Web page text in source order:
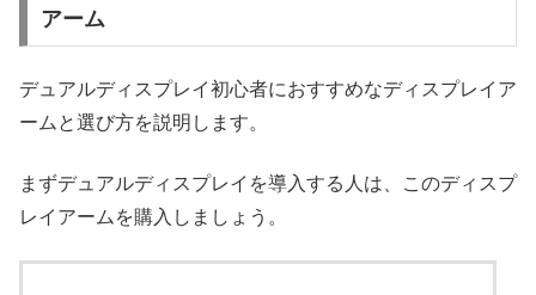
アーム
デュアルディスプレイ初心者におすすめなディスプレイア
ームと選び方を説明します。
まずデュアルディスプレイを導入する人は、このディスプ
レイアームを購入しましょう。